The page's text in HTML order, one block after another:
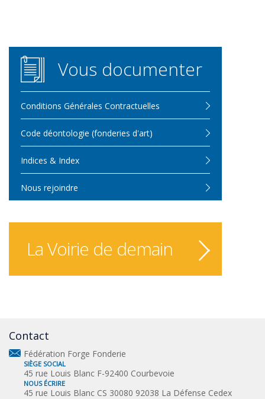
Vous documenter
Conditions Générales Contractuelles
Code déontologie (fonderies d'art)
Indices & Index
Nous rejoindre
La Voirie de demain
Contact
Fédération Forge Fonderie
SIÈGE SOCIAL
45 rue Louis Blanc F-92400 Courbevoie
NOUS ÉCRIRE
45 rue Louis Blanc CS 30080 92038 La Défense Cedex